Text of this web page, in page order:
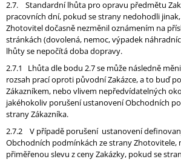
2.7. Standardní lhůta pro opravu předmětu
pracovních dní, pokud se strany nedohodli
Zhotovitel dočasně nezměnil oznámením na
stránkách (dovolená, nemoc, výpadek
lhůty se nepočítá doba dopravy.
2.7.1 Lhůta dle bodu 2.7 se může následně
rozsah prací oproti původní Zakázce, a to buď
Zákazníkem, nebo vlivem nepředvídatelných
jakéhokoliv porušení ustanovení Obchodních
strany Zákazníka.
2.7.2 V případě porušení ustanovení
Obchodních podmínkách ze strany Zhotovitele,
přiměřenou slevu z ceny Zakázky, pokud se